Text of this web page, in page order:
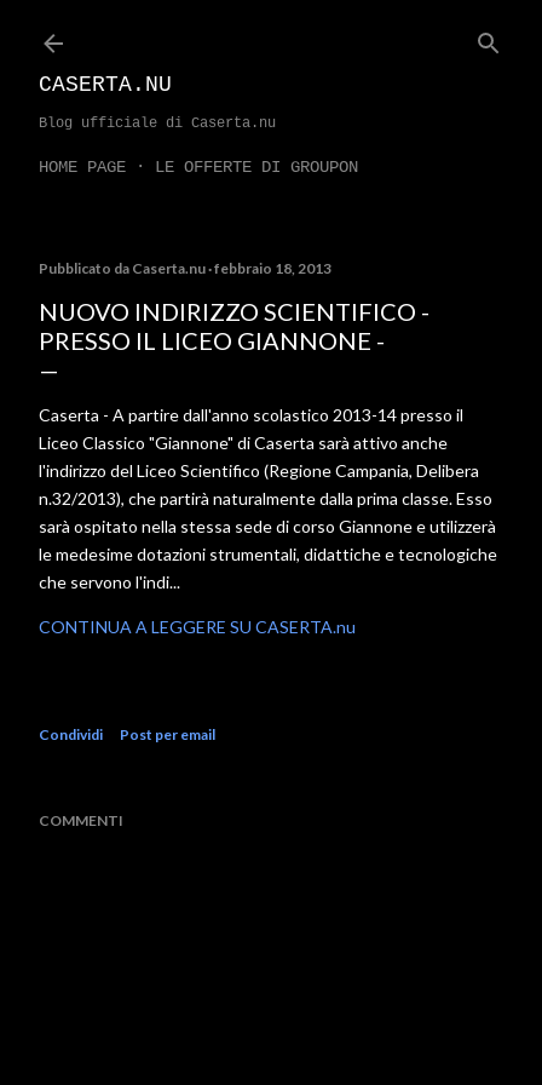
CASERTA.NU
Blog ufficiale di Caserta.nu
HOME PAGE LE OFFERTE DI GROUPON
Pubblicato da Caserta.nu febbraio 18, 2013
NUOVO INDIRIZZO SCIENTIFICO -
PRESSO IL LICEO GIANNONE -
Caserta - A partire dall'anno scolastico 2013-14 presso il
Liceo Classico "Giannone" di Caserta sarà attivo anche
l'indirizzo del Liceo Scientifico (Regione Campania, Delibera
n.32/2013), che partirà naturalmente dalla prima classe. Esso
sarà ospitato nella stessa sede di corso Giannone e utilizzerà
le medesime dotazioni strumentali, didattiche e tecnologiche
che servono l'indi...
CONTINUA A LEGGERE SU CASERTA.nu
Condividi Post per email
COMMENTI